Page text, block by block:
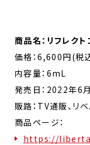
商品名：リフレク
価格：6,600円(税
内容量：6mL
発売日：2022年6
販路：TV通販、リ
商品ページ：
https://